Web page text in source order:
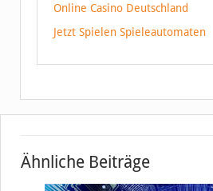
Online Casino Deutschland
Jetzt Spielen Spieleautomaten
Ähnliche Beiträge